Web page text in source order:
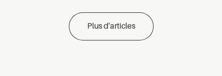
Plus d'articles